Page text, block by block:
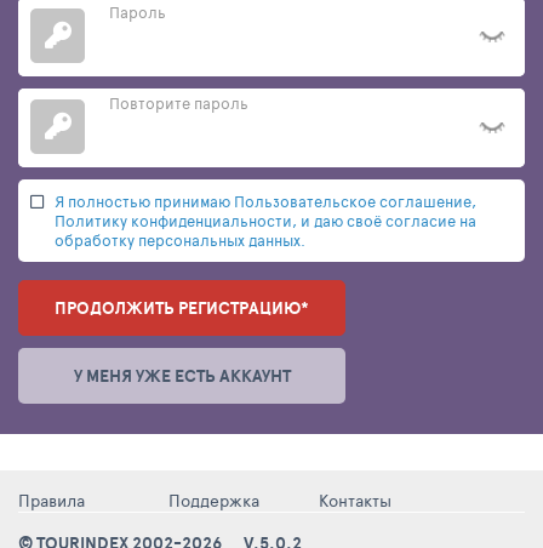
Пароль
Повторите пароль
Я полностью принимаю Пользовательское соглашение,
Политику конфиденциальности, и даю своё согласие на
обработку персональных данных.
ПРОДОЛЖИТЬ РЕГИСТРАЦИЮ*
У МЕНЯ УЖЕ ЕСТЬ АККАУНТ
Правила Поддержка Контакты